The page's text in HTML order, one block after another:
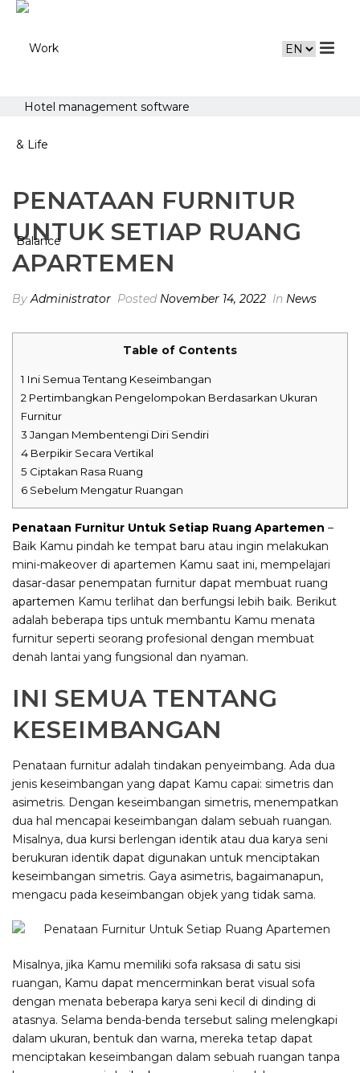
Hotel management software
PENATAAN FURNITUR
UNTUK SETIAP RUANG
APARTEMEN
ByAdministrator Posted November 14, 2022 In News
Table of Contents
1 Ini Semua Tentang Keseimbangan
2 Pertimbangkan Pengelompokan Berdasarkan Ukuran
Furnitur
3 Jangan Membentengi Diri Sendiri
4 Berpikir Secara Vertikal
5 Ciptakan Rasa Ruang
6 Sebelum Mengatur Ruangan
Penataan Furnitur Untuk Setiap Ruang Apartemen –
Baik Kamu pindah ke tempat baru atau ingin melakukan
mini-makeover di apartemen Kamu saat ini, mempelajari
dasar-dasar penempatan furnitur dapat membuat ruang
apartemen Kamu terlihat dan berfungsi lebih baik. Berikut
adalah beberapa tips untuk membantu Kamu menata
furnitur seperti seorang profesional dengan membuat
denah lantai yang fungsional dan nyaman.
INI SEMUA TENTANG
KESEIMBANGAN
Penataan furnitur adalah tindakan penyeimbang. Ada dua
jenis keseimbangan yang dapat Kamu capai: simetris dan
asimetris. Dengan keseimbangan simetris, menempatkan
dua hal mencapai keseimbangan dalam sebuah ruangan.
Misalnya, dua kursi berlengan identik atau dua karya seni
berukuran identik dapat digunakan untuk menciptakan
keseimbangan simetris. Gaya asimetris, bagaimanapun,
mengacu pada keseimbangan objek yang tidak sama.
Misalnya, jika Kamu memiliki sofa raksasa di satu sisi
ruangan, Kamu dapat mencerminkan berat visual sofa
dengan menata beberapa karya seni kecil di dinding di
atasnya. Selama benda-benda tersebut saling melengkapi
dalam ukuran, bentuk dan warna, mereka tetap dapat
menciptakan keseimbangan dalam sebuah ruangan tanpa